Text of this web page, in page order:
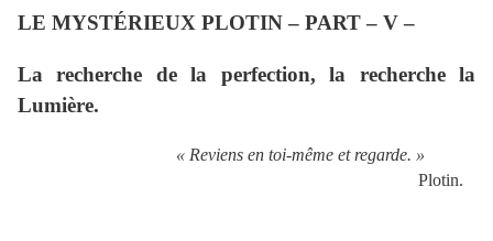
LE MYSTÉRIEUX PLOTIN – PART – V –
La recherche de la perfection, la recherche la
Lumière.
« Reviens en toi-même et regarde. »
Plotin.